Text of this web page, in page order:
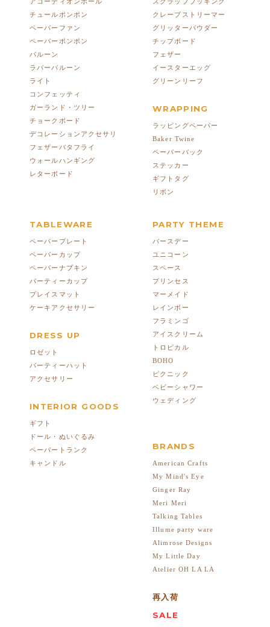
チュールポンポン
ペーパーファン
ペーパーポンポン
バルーン
ラバーバルーン
ライト
コンフェッティ
ガーランド・ツリー
チョークボード
デコレーションアクセサリ
フェザーバタフライ
ウォールハンギング
レターボード
クレープストリーマー
グリッターパウダー
チップボード
フェザー
イースターエッグ
グリーンリーフ
WRAPPING
ラッピングペーパー
Baker Twine
ペーパーバック
ステッカー
ギフトタグ
リボン
TABLEWARE
ペーパープレート
ペーパーカップ
ペーパーナプキン
パーティーカップ
プレイスマット
ケーキアクセサリー
DRESS UP
ロゼット
パーティーハット
アクセサリー
INTERIOR GOODS
ギフト
ドール・ぬいぐるみ
ペーパートランク
キャンドル
PARTY THEME
バースデー
ユニコーン
スペース
プリンセス
マーメイド
レインボー
フラミンゴ
アイスクリーム
トロピカル
BOHO
ピクニック
ベビーシャワー
ウェディング
BRANDS
American Crafts
My Mind's Eye
Ginger Ray
Meri Meri
Talking Tables
Illume party ware
Alimrose Designs
My Little Day
Atelier OH LA LA
再入荷
SALE